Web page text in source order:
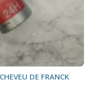
DE FRANCK